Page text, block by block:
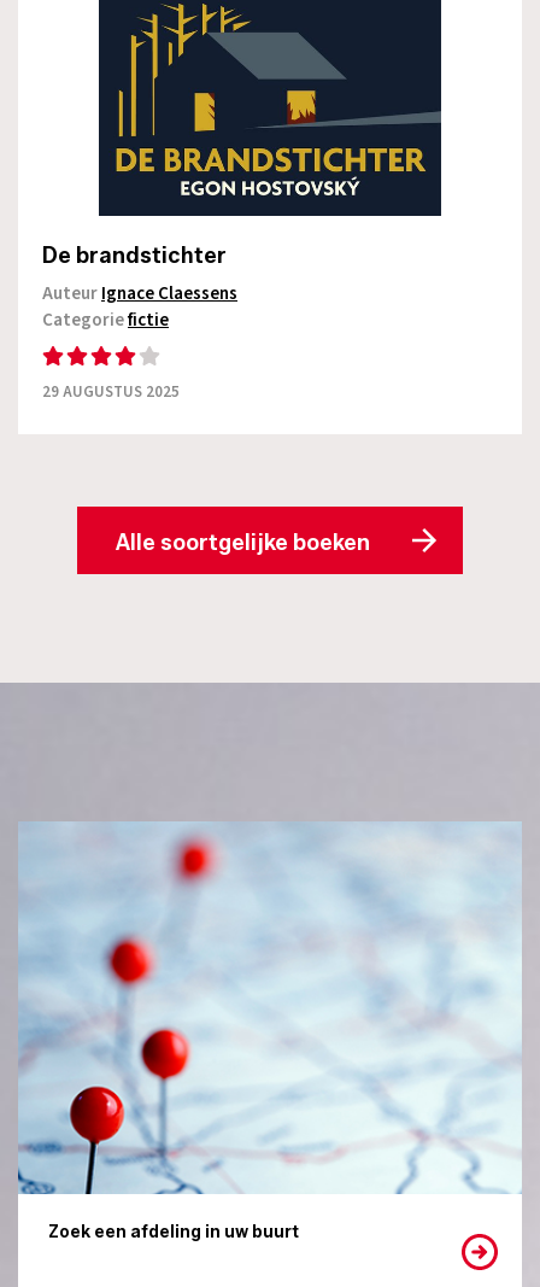
De brandstichter
AuteurIgnace Claessens
Categoriefictie
29 AUGUSTUS 2025
Alle soortgelijke boeken
Zoek een afdeling in uw buurt